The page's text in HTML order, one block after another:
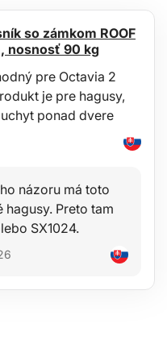
mimo vozidlo napr. záhradnou
vane v širokom rozsahu
odolnosť voči starnutiu
ľubovoľné použitie v
zdravotných rizík.
so zámkom ROOF
nosnosť 90 kg
pre Octavia 2
je pre hagusy,
ponad dvere
názoru má toto
Preto tam
SX1024.